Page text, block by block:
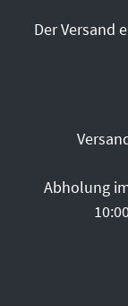
Der Versand
Abholung